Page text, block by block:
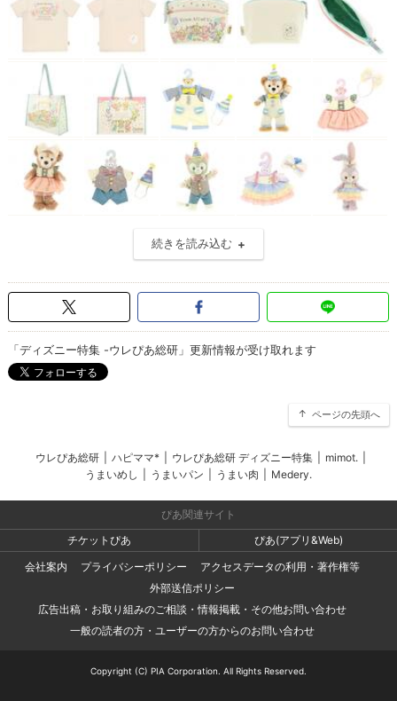
続きを読み込む
「ディズニー特集 -ウレぴあ総研」更新情報が受け取れます
ページの先頭へ
ウレぴあ総研 ハピママ* ウレぴあ総研 ディズニー特集 mimot.
うまいめし
うまいパン うまい肉 Medery.
ぴあ関連サイト
チケットぴあ
ぴあ(アプリ&Web)
会社案内
プライバシーポリシー
アクセスデータの利用・著作権等
外部送信ポリシー
広告出稿・お取り組みのご相談・情報掲載・その他お問い合わせ
一般の読者の方・ユーザーの方からのお問い合わせ
Copyright (C) PIA Corporation. All Rights Reserved.